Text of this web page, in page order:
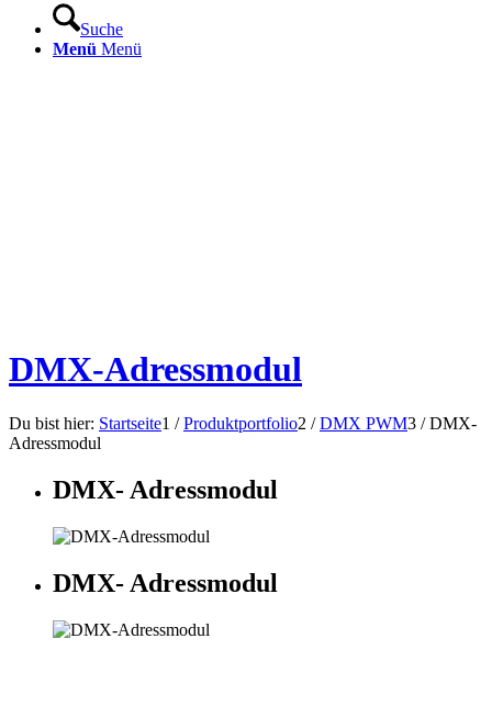
Suche
Menü Menü
DMX-​Adressmodul
Du bist hier: Startseite1 / Produktportfolio2 / DMX PWM3 / DMX-​
Adressmodul
DMX- Adressmodul
DMX- Adressmodul